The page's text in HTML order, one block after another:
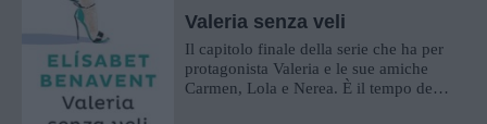
Valeria senza veli
Il capitolo finale della serie che ha per
protagonista Valeria e le sue amiche
Carmen, Lola e Nerea. È il tempo degli